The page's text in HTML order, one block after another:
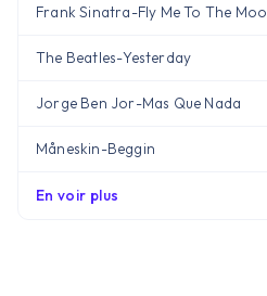
Frank Sinatra-Fly Me To The
The Beatles-Yesterday
Jorge Ben Jor-Mas Que Nada
Måneskin-Beggin
En voir plus